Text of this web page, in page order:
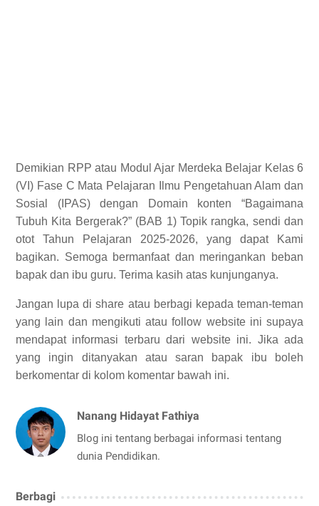
Demikian RPP atau Modul Ajar Merdeka Belajar Kelas 6
(VI) Fase C Mata Pelajaran Ilmu Pengetahuan Alam dan
Sosial (IPAS) dengan Domain konten “Bagaimana
Tubuh Kita Bergerak?” (BAB 1) Topik rangka, sendi dan
otot Tahun Pelajaran 2025-2026, yang dapat Kami
bagikan. Semoga bermanfaat dan meringankan beban
bapak dan ibu guru. Terima kasih atas kunjunganya.
Jangan lupa di share atau berbagi kepada teman-teman
yang lain dan mengikuti atau follow website ini supaya
mendapat informasi terbaru dari website ini. Jika ada
yang ingin ditanyakan atau saran bapak ibu boleh
berkomentar di kolom komentar bawah ini.
Nanang Hidayat Fathiya
Blog ini tentang berbagai informasi tentang
dunia Pendidikan.
Berbagi